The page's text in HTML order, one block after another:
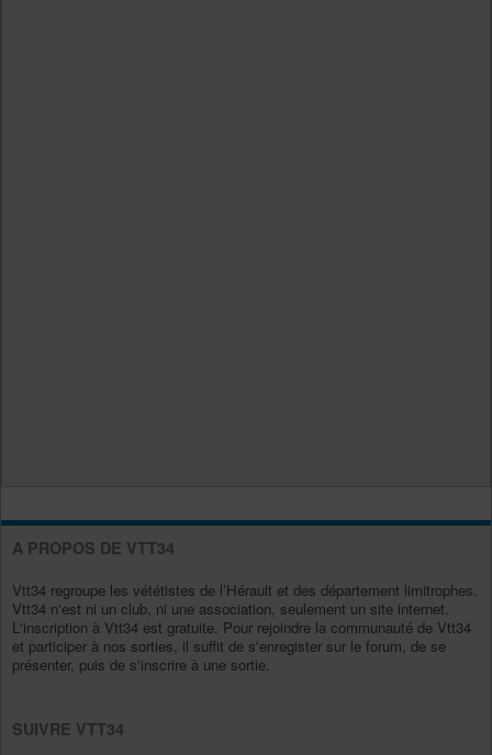
A PROPOS DE VTT34
Vtt34 regroupe les vététistes de l’Hérault et des département limitrophes.
Vtt34 n'est ni un club, ni une association, seulement un site internet.
L'inscription à Vtt34 est gratuite. Pour rejoindre la communauté de Vtt34
et participer à nos sorties, il suffit de s'enregister sur le forum, de se
présenter, puis de s'inscrire à une sortie.
SUIVRE VTT34